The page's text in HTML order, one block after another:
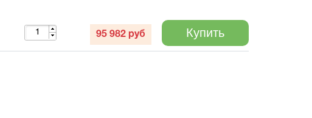
95 982 руб Купить